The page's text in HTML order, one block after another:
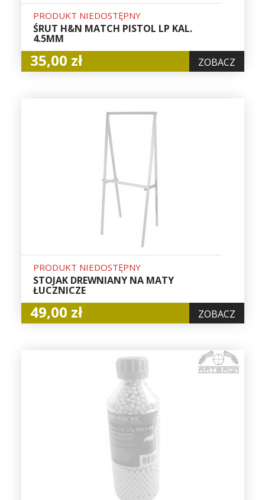
PRODUKT NIEDOSTĘPNY
ŚRUT H&N MATCH PISTOL LP KAL.
4.5MM
35,00 zł ZOBACZ
PRODUKT NIEDOSTĘPNY
STOJAK DREWNIANY NA MATY
ŁUCZNICZE
49,00 zł ZOBACZ